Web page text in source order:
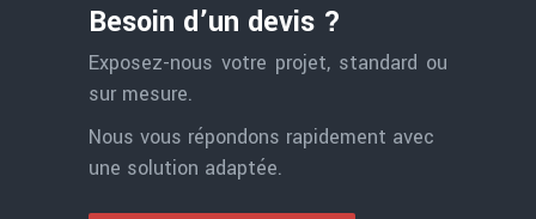
Besoin d’un devis ?
Exposez-nous votre projet, standard ou
sur mesure.
Nous vous répondons rapidement avec
une solution adaptée.